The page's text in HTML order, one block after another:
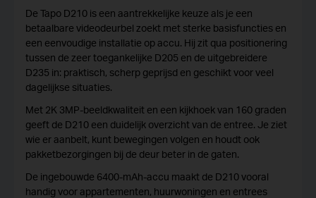
De Tapo D210 is een aantrekkelijke keuze als je een
betaalbare videodeurbel zoekt met sterke basisfuncties en
een eenvoudige installatie op accu. Hij zit qua positionering
tussen de zeer toegankelijke D205 en de uitgebreidere
D235 in: praktisch, scherp geprijsd en geschikt voor veel
dagelijkse situaties.
Met 2K 3MP-beeldkwaliteit en een kijkhoek van 160 graden
geeft de D210 een duidelijk overzicht van de entree. Je ziet
wie er aanbelt, kunt bewegingen volgen en houdt ook
pakketbezorgingen bij de deur beter in de gaten.
De ingebouwde 6400-mAh-accu maakt de D210 vooral
handig voor appartementen, huurwoningen en entrees